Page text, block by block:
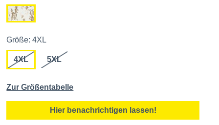
Größe: 4XL
4XL 5XL
Zur Größentabelle
Hier benachrichtigen lassen!